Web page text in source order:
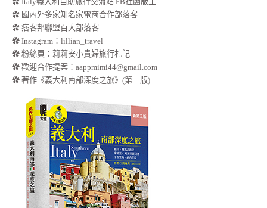
✿ 國內外多家知名家電商合作部落客
✿ 痞客邦聯盟百大部落客
✿ Instagram：lillian_travel
✿ 粉絲頁：莉莉安小貴婦旅行札記
✿ 歡迎合作提案： aappmimi44@gmail.com
✿ 著作《義大利南部深度之旅》(第三版)